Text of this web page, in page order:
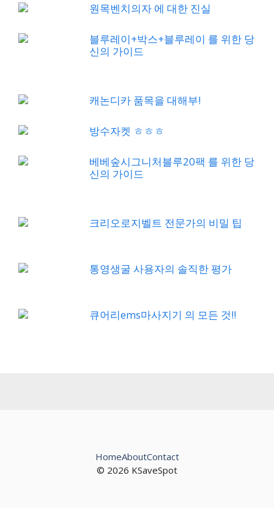
원목벤치의자 에 대한 진실
블루레이+박스+블루레이 를 위한 당
신의 가이드
캐논디카 품목을 대해부!
방수자켓 ㅎㅎㅎ
베베숲시그니처블루20팩 를 위한 당
신의 가이드
크리오로지벨트 전문가의 비밀 팁
통영생굴 사용자의 솔직한 평가
큐어리ems마사지기 의 모든 것!!
© 2026 KSaveSpot
HomeAboutContact